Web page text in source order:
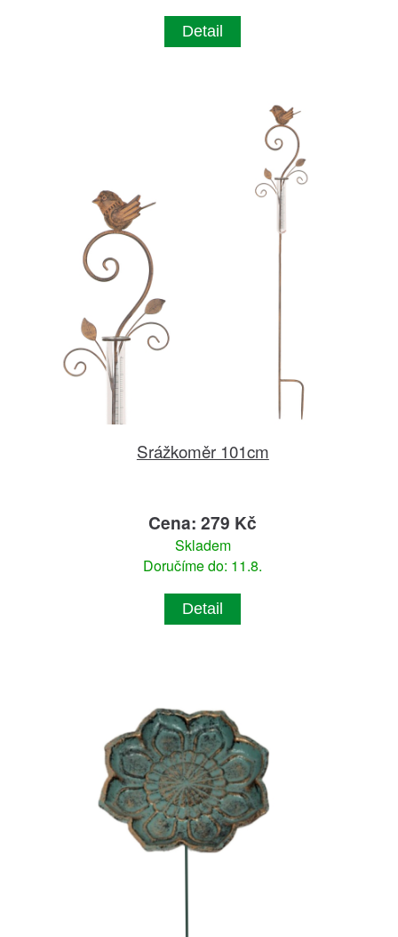
Detail
Srážkoměr 101cm
Cena: 279 Kč
Skladem
Doručíme do: 11.8.
Detail